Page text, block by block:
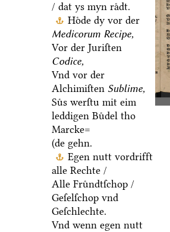
/ dat ys myn raͤdt.
Hoͤde dy vor der
Medicorum Recipe,
Vor der Juriſten
Codice,
Vnd vor der
Alchimiſten Sublime,
Suͤs werſtu mit eim
leddigen Buͤdel tho
Marcke=
(de gehn.
Egen nutt vordrifft
alle Rechte /
Alle Fruͤndtſchop /
Geſelſchop vnd
Geſchlechte.
Vnd wenn egen nutt